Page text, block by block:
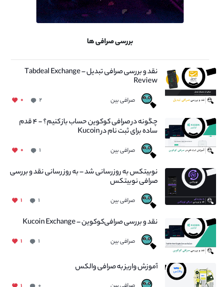
بررسی صرافی ها
نقد و بررسی صرافی تبدیل – Tabdeal Exchange
Review
صرافی بین ۲ ۰
چگونه در صرافی کوکوین حساب باز کنیم؟ - ۴ قدم
ساده برای ثبت نام در Kucoin
صرافی بین ۱ ۰
نوبیتکس به روزرسانی شد – به روز رسانی نقد و بررسی
صرافی نوبیتکس
صرافی بین ۱ ۱
نقد و بررسی صرافی‌کوکوین – Kucoin Exchange
صرافی بین ۱ ۱
آموزش واریز به صرافی والکس